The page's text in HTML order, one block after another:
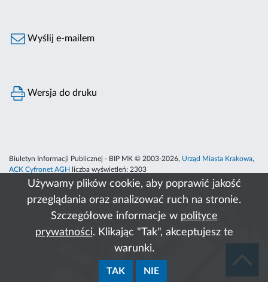
Używamy plików cookie, aby poprawić jakość
przeglądania oraz analizować ruch na stronie.
Szczegółowe informacje w polityce
prywatności. Klikając "Tak", akceptujesz te
warunki.
TAK NIE
Wyślij e-mailem
Wersja do druku
Biuletyn Informacji Publicznej - BIP MK © 2003-2026, Urząd Miasta Krakowa,
ACK Cyfronet AGH
liczba wyświetleń: 2303